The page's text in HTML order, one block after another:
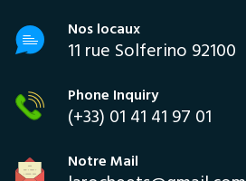
Nos locaux
11 rue Solferino 92100
Phone Inquiry
(+33) 01 41 41 97 01
Notre Mail